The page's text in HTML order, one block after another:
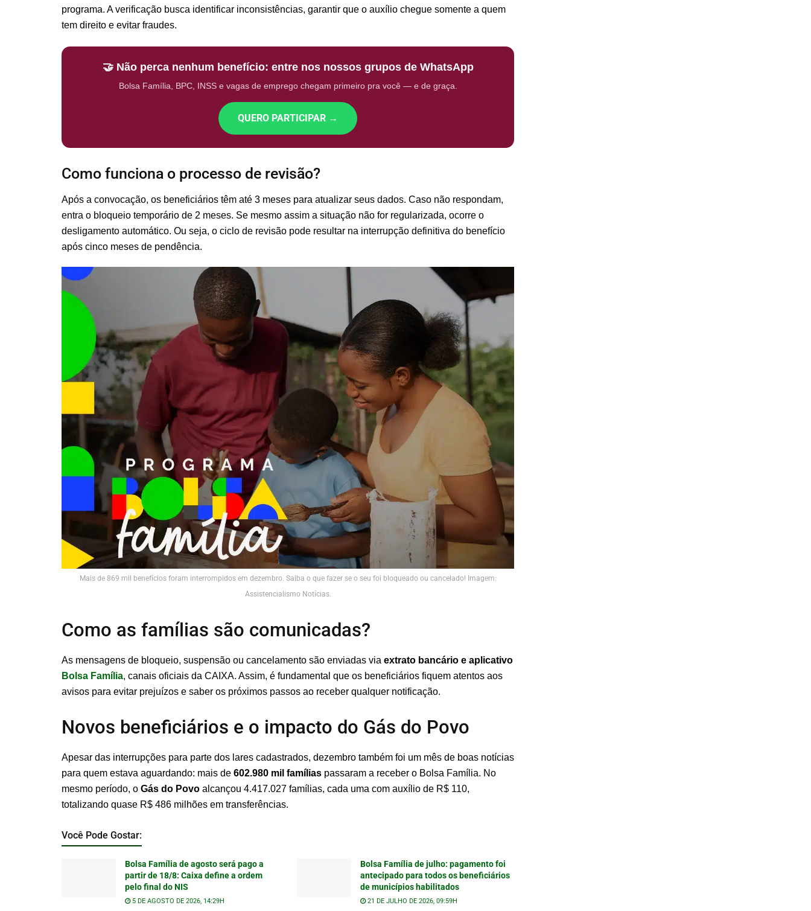
programa. A verificação busca identificar inconsistências, garantir que o auxílio chegue somente a quem
tem direito e evitar fraudes.
🤝 Não perca nenhum benefício: entre nos nossos grupos de WhatsApp
Bolsa Família, BPC, INSS e vagas de emprego chegam primeiro pra você — e de graça.
QUERO PARTICIPAR →
Como funciona o processo de revisão?
Após a convocação, os beneficiários têm até 3 meses para atualizar seus dados. Caso não respondam,
entra o bloqueio temporário de 2 meses. Se mesmo assim a situação não for regularizada, ocorre o
desligamento automático. Ou seja, o ciclo de revisão pode resultar na interrupção definitiva do benefício
após cinco meses de pendência.
Mais de 869 mil benefícios foram interrompidos em dezembro. Saiba o que fazer se o seu foi bloqueado ou cancelado! Imagem:
Assistencialismo Notícias.
Como as famílias são comunicadas?
As mensagens de bloqueio, suspensão ou cancelamento são enviadas via extrato bancário e aplicativo
Bolsa Família, canais oficiais da CAIXA. Assim, é fundamental que os beneficiários fiquem atentos aos
avisos para evitar prejuízos e saber os próximos passos ao receber qualquer notificação.
Novos beneficiários e o impacto do Gás do Povo
Apesar das interrupções para parte dos lares cadastrados, dezembro também foi um mês de boas notícias
para quem estava aguardando: mais de 602.980 mil famílias passaram a receber o Bolsa Família. No
mesmo período, o Gás do Povo alcançou 4.417.027 famílias, cada uma com auxílio de R$ 110,
totalizando quase R$ 486 milhões em transferências.
Você Pode Gostar:
Bolsa Família de agosto será pago a
partir de 18/8: Caixa define a ordem
pelo final do NIS
5 DE AGOSTO DE 2026, 14:29H
Bolsa Família de julho: pagamento foi
antecipado para todos os beneficiários
de municípios habilitados
21 DE JULHO DE 2026, 09:59H